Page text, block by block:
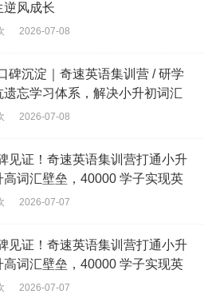
逆风成长
2026-07-08
碑沉淀｜奇速英语集训营 / 研学
遗忘学习体系，解决小升初词汇
2026-07-08
见证！奇速英语集训营打通小升
高词汇壁垒，40000 学子实现英
2026-07-07
见证！奇速英语集训营打通小升
高词汇壁垒，40000 学子实现英
2026-07-07